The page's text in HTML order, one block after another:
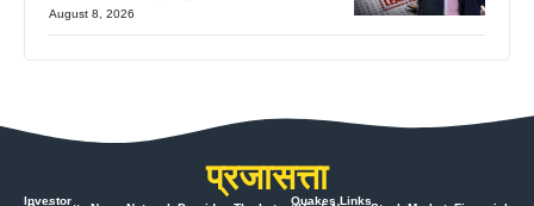
August 8, 2026
प्रजासत्ता
Investor Quakes Links